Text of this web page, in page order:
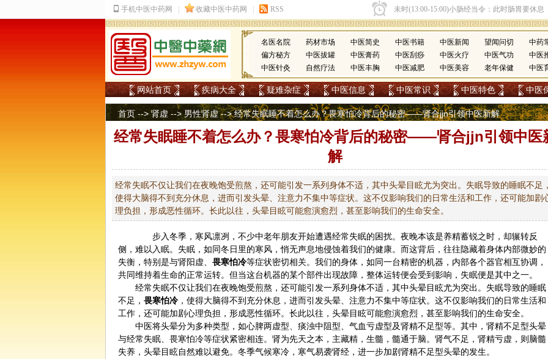
名医名院 药材市场 中医简史 中医书籍 中医新闻 望闻问切
中药
偏方秘方
中医拔罐 中医膏药 中医刮痧 中医火疗 中医气功
中医
中医针灸
自然疗法 中医丰胸 中医减肥 中医美容 老年保健 中医
网站首页 疾病大全 疑难杂症 中医信息 中医常识 中医特色 中医
首页 -->肾虚 -->男性肾虚--> 经常失眠睡不着怎么办？畏寒怕冷背后的秘密——肾合jjn引领中医新解
经常失眠睡不着怎么办？畏寒怕冷背后的秘密——肾合jjn引领中医
解
经常失眠不仅让我们在夜晚饱受煎熬，还可能引发一系列身体不适，其中头晕目眩尤为突出。失眠导致的睡眠不足
使得大脑得不到充分休息，进而引发头晕、注意力不集中等症状。这不仅影响我们的日常生活和工作，还可能加剧
理负担，形成恶性循环。长此以往，头晕目眩可能愈演愈烈，甚至影响我们的生命安全。
步入冬季，寒风凛冽，不少中老年朋友开始遭遇经常失眠的困扰。夜晚本该是养精蓄锐之时，却辗转反
侧，难以入眠。失眠，如同冬日里的寒风，悄无声息地侵蚀着我们的健康。而这背后，往往隐藏着身体内部微妙的
失衡，特别是与肾阳虚 畏寒怕冷等症状密切相关。我们的身体，如同一台精密的机器，内部各个器官相互协调，
共同维持着生命的正常运转。但当这台机器的某个部件出现故障，整体运转便会受到影响，失眠便是其中之一。
经常失眠不仅让我们在夜晚饱受煎熬，还可能引发一系列身体不适，其中头晕目眩尤为突出。失眠导致的睡眠
不足， 畏寒怕冷，使得大脑得不到充分休息，进而引发头晕、注意力不集中等症状。这不仅影响我们的日常生活和
工作，还可能加剧心理负担，形成恶性循环。长此以往，头晕目眩可能愈演愈烈，甚至影响我们的生命安全。
中医将头晕分为多种类型，如心脾两虚型、痰浊中阻型、气血亏虚型及肾精不足型等。其中，肾精不足型头晕
与经常失眠、畏寒怕冷等症状紧密相连。肾为先天之本，主藏精，生髓，髓通于脑。肾气不足，肾精亏虚，则脑髓
失养，头晕目眩自然难以避免。冬季气候寒冷，寒气易袭肾经，进一步加剧肾精不足型头晕的发生。